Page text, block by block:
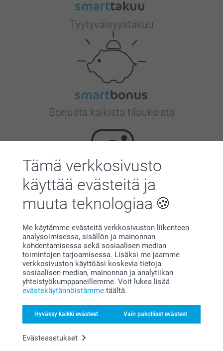
Tämä verkkosivusto
käyttää evästeitä ja
muuta teknologiaa
Me käytämme evästeitä verkkosivuston liikenteen
analysoimisessa, sisällön ja mainonnan
kohdentamisessa sekä sosiaalisen median
toimintojen tarjoamisessa. Lisäksi me jaamme
verkkosivuston käyttöäsi koskevia tietoja
sosiaalisen median, mainonnan ja analytiikan
yhteistyökumppaneillemme. Voit lukea lisää
evästekäytännöistämme täältä.
Hyväksy kaikki evästeet Vain pakolliset evästeet
Evästeasetukset
Tyytyväisyystakuu
Bonusta kaikista tilauksista
Etsitkö inspiraatiota?
Olemme täällä sinun vuoksesi
Tilaa uutiskirje